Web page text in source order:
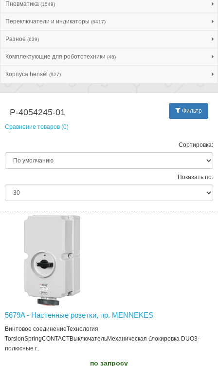
Пневматика (1549)
Переключатели и индикаторы (6417)
Разное (639)
Комплектующие для робототехники (48)
Корпуса hensel (927)
Фильтр
P-4054245-01
Сравнение товаров (0)
Сортировка:
Показать по:
5679A - Настенные розетки, пр. MENNEKES
Винтовое соединениеТехнология
TorsionSpringCONTACTВыключательМеханическая блокировка DUO3-
полюсные г..
по запросу